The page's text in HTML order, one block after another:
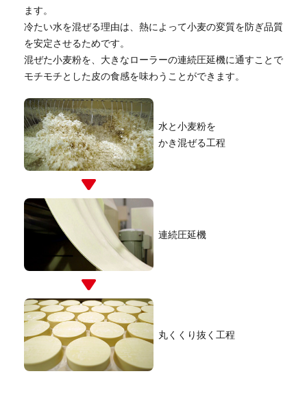
ます。
冷たい水を混ぜる理由は、熱によって小麦の変質を防ぎ品質
を安定させるためです。
混ぜた小麦粉を、大きなローラーの連続圧延機に通すことで
モチモチとした皮の食感を味わうことができます。
水と小麦粉を
かき混ぜる工程
連続圧延機
丸くくり抜く工程